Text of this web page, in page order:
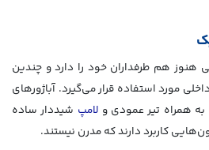
هنوز هم طرفداران خود را دارد و چندین
مورد استفاده قرار می‌گیرد. آباژورهای
همراه تیر عمودی و لامپ شیددار ساده
کاربرد دارند که مدرن نیستند.